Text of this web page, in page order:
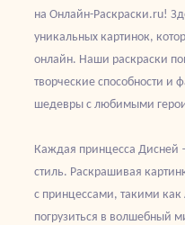
на Онлайн-Раскраски.ru!
уникальных картинок,
онлайн. Наши раскраски
творческие способности и
шедевры с любимыми
Каждая принцесса Дисней
стиль. Раскрашивая
с принцессами, такими
погрузиться в волшебный